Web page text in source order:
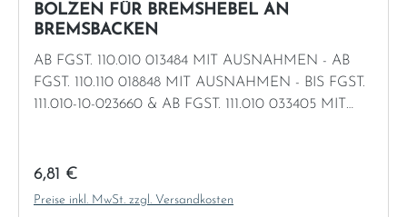
BOLZEN FÜR BREMSHEBEL AN
BREMSBACKEN
AB FGST. 110.010 013484 MIT AUSNAHMEN - AB
FGST. 110.110 018848 MIT AUSNAHMEN - BIS FGST.
111.010-10-023660 & AB FGST. 111.010 033405 MIT
Regulärer Preis:
6,81 €
Preise inkl. MwSt. zzgl. Versandkosten